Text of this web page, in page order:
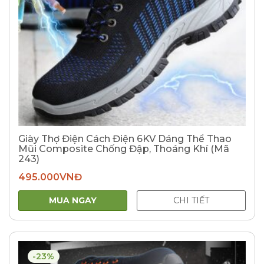
Giày Thợ Điện Cách Điện 6KV Dáng Thể Thao
Mũi Composite Chống Đập, Thoáng Khí (Mã
243)
495.000VNĐ
MUA NGAY CHI TIẾT
-23%